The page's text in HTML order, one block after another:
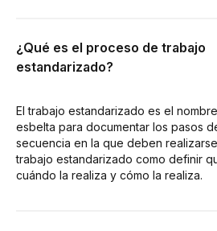
¿Qué es el proceso de trabajo
estandarizado?
El trabajo estandarizado es el
esbelta para documentar los pasos
secuencia en la que deben
trabajo estandarizado como definir
cuándo la realiza y cómo la realiza.